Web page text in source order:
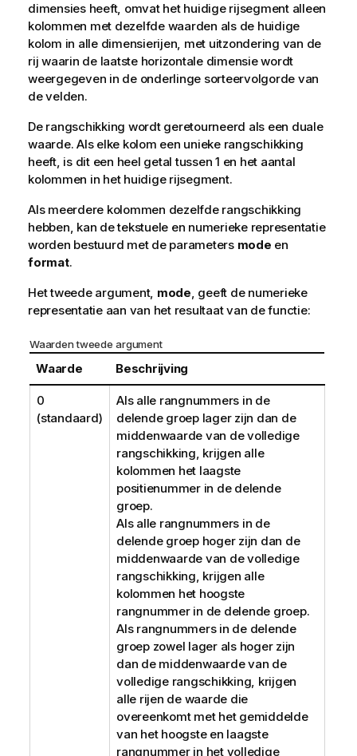
dimensies heeft, omvat het huidige rijsegment alleen
kolommen met dezelfde waarden als de huidige
kolom in alle dimensierijen, met uitzondering van de
rij waarin de laatste horizontale dimensie wordt
weergegeven in de onderlinge sorteervolgorde van
de velden.
De rangschikking wordt geretourneerd als een duale
waarde. Als elke kolom een unieke rangschikking
heeft, is dit een heel getal tussen 1 en het aantal
kolommen in het huidige rijsegment.
Als meerdere kolommen dezelfde rangschikking
hebben, kan de tekstuele en numerieke representatie
worden bestuurd met de parameters mode en
format.
Het tweede argument, mode, geeft de numerieke
representatie aan van het resultaat van de functie:
Waarden tweede argument
Waarde Beschrijving
0
(standaard)
Als alle rangnummers in de
delende groep lager zijn dan de
middenwaarde van de volledige
rangschikking, krijgen alle
kolommen het laagste
positienummer in de delende
groep.
Als alle rangnummers in de
delende groep hoger zijn dan de
middenwaarde van de volledige
rangschikking, krijgen alle
kolommen het hoogste
rangnummer in de delende groep.
Als rangnummers in de delende
groep zowel lager als hoger zijn
dan de middenwaarde van de
volledige rangschikking, krijgen
alle rijen de waarde die
overeenkomt met het gemiddelde
van het hoogste en laagste
rangnummer in het volledige